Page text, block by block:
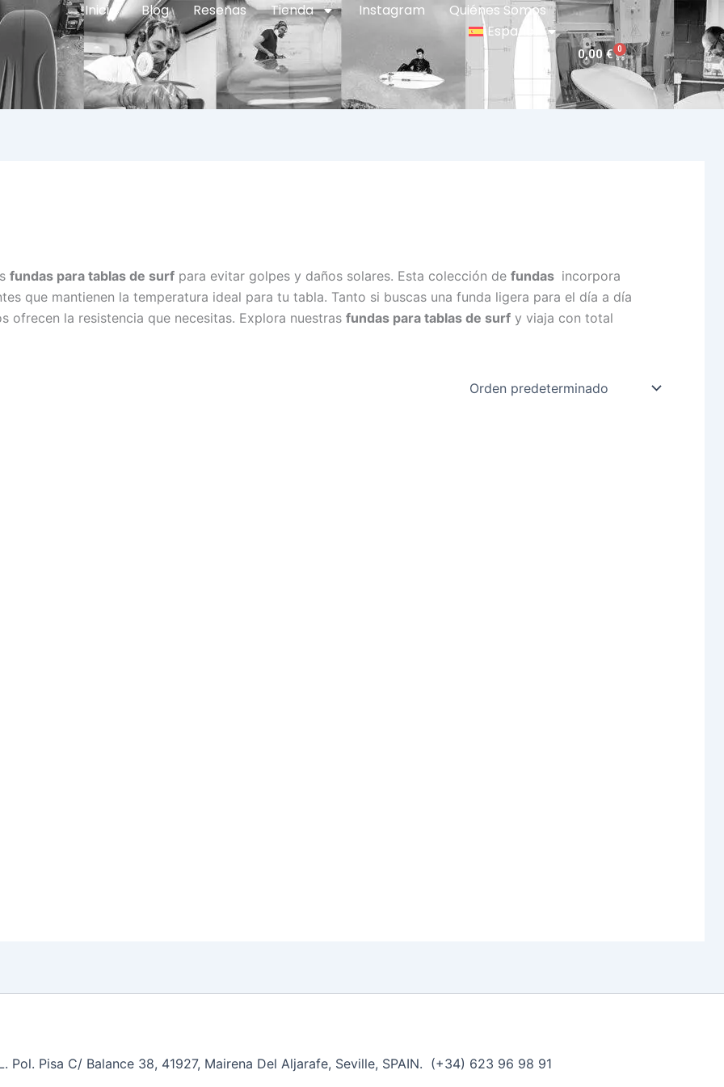
Inicio Blog Reseñas Tienda Instagram
Quiénes Somos
Español
0,00€ 0
Carrito
fundas para tablas de surf para evitar golpes y daños solares. Esta colección de fundas incorpora
que mantienen la temperatura ideal para tu tabla. Tanto si buscas una funda ligera para el día a día
ofrecen la resistencia que necesitas. Explora nuestras fundas para tablas de surf y viaja con total
Pol. Pisa C/ Balance 38, 41927, Mairena Del Aljarafe, Seville, SPAIN. (+34) 623 96 98 91